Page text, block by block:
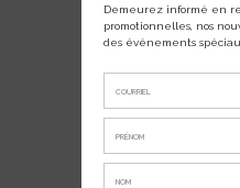
Demeurez informé en
promotionnelles, nos
des événements